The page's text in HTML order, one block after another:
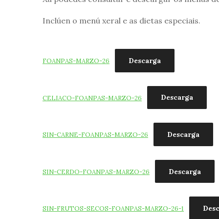
Inclúen o menú xeral e as dietas especiais.
FOANPAS-MARZO-26 Descarga
CELIACO-FOANPAS-MARZO-26 Descarga
SIN-CARNE-FOANPAS-MARZO-26 Descarga
SIN-CERDO-FOANPAS-MARZO-26 Descarga
SIN-FRUTOS-SECOS-FOANPAS-MARZO-26-1